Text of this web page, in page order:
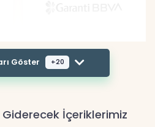
Göster +20
Giderecek İçeriklerimiz